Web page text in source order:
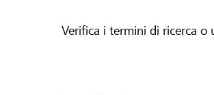
Verifica i termini di ricerca o